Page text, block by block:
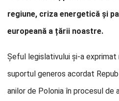
regiune, criza energetică și
europeană a țării noastre.
Șeful legislativului și-a
suportul generos acordat
anilor de Polonia în procesul de